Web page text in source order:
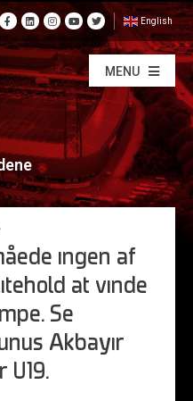
English
MENU
ingen af
at vinde
Se
Akbayir
U19.